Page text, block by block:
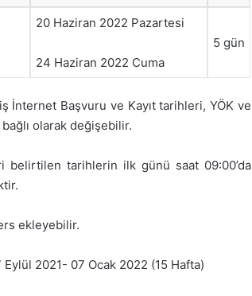
20 Haziran 2022 Pazartesi
24 Haziran 2022 Cuma
5 gün
İnternet Başvuru ve Kayıt tarihleri, YÖK ve
bağlı olarak değişebilir.
belirtilen tarihlerin ilk günü saat 09:00’da
ekleyebilir.
2021- 07 Ocak 2022 (15 Hafta)